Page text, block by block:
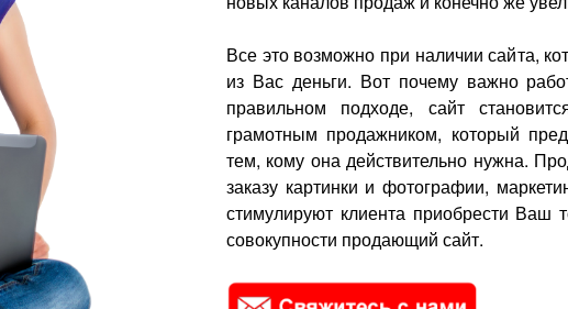
Все это возможно при наличии сайта,
из Вас деньги. Вот почему важно
правильном подходе, сайт
грамотным продажником, который
тем, кому она действительно нужна.
заказу картинки и фотографии,
стимулируют клиента приобрести Ваш
совокупности продающий сайт.